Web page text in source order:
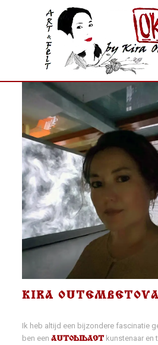
KIRA OUTEMBETOVA
Ik heb altijd een bijzondere fascinatie
ben eenAUTODIDACTkunstenaar en